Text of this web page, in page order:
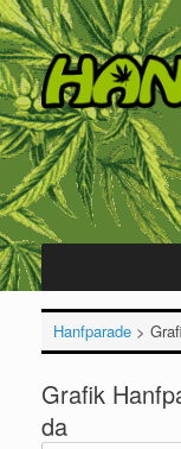
Zum
Inhalt
springen
Hanfparade>
Grafik
da